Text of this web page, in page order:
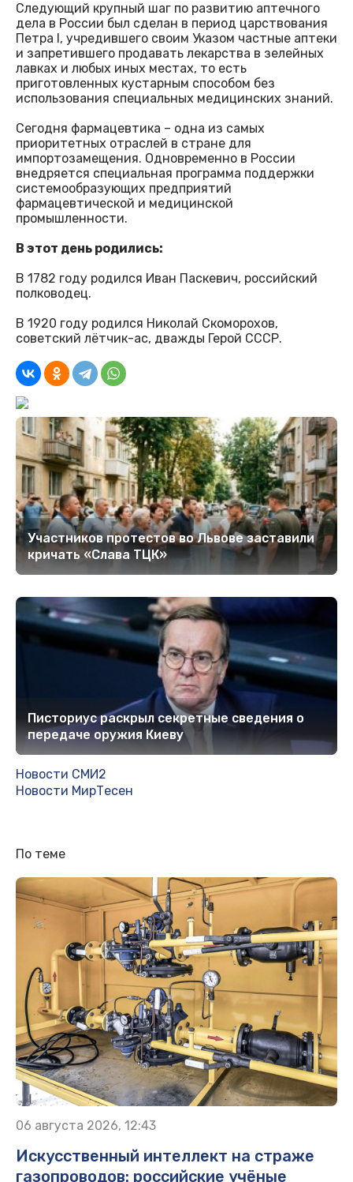
Следующий крупный шаг по развитию аптечного
дела в России был сделан в период царствования
Петра I, учредившего своим Указом частные аптеки
и запретившего продавать лекарства в зелейных
лавках и любых иных местах, то есть
приготовленных кустарным способом без
использования специальных медицинских знаний.
Сегодня фармацевтика – одна из самых
приоритетных отраслей в стране для
импортозамещения. Одновременно в России
внедряется специальная программа поддержки
системообразующих предприятий
фармацевтической и медицинской
промышленности.
В этот день родились:
В 1782 году родился Иван Паскевич, российский
полководец.
В 1920 году родился Николай Скоморохов,
советский лётчик-ас, дважды Герой СССР.
Участников протестов во Львове заставили
кричать «Слава ТЦК»
Писториус раскрыл секретные сведения о
передаче оружия Киеву
Новости СМИ2
Новости МирТесен
По теме
06 августа 2026, 12:43
Искусственный интеллект на страже
газопроводов: российские учёные